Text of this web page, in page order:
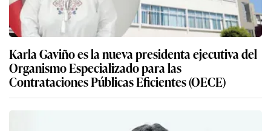
Karla Gaviño es la nueva presidenta ejecutiva del
Organismo Especializado para las
Contrataciones Públicas Eficientes (OECE)